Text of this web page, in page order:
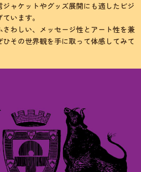
ャケットやグッズ展開にも適したビジ
います。
わしい、メッセージ性とアート性を兼
その世界観を手に取って体感してみて